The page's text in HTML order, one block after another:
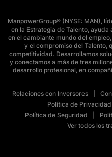
ManpowerGroup® (NYSE: MAN),
en la Estrategia de Talento,
en el cambiante mundo del
y el compromiso del Talento,
competitividad. Desarrollamos
y conectamos a más de tres
desarrollo profesional, en
Relaciones con Inversores
Política de Privacidad
Política de Seguridad
Ver todos los